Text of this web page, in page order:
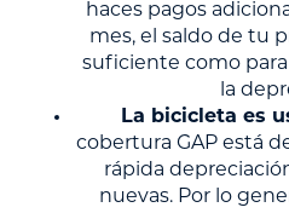
haces pagos
mes, el saldo de tu
suficiente como
la
La bicicleta es
cobertura GAP está
rápida
nuevas. Por lo